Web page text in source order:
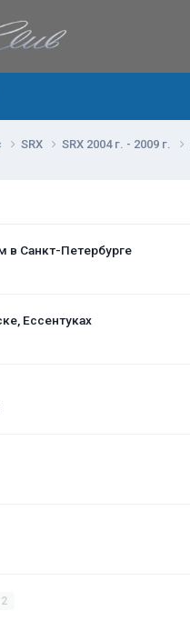
SRX SRX 2004 г. - 2009 г.
в Санкт-Петербурге
Ессентуках
2